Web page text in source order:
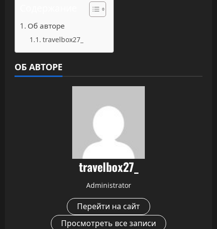
Об авторе
travelbox27_
ОБ АВТОРЕ
travelbox27_
Administrator
Перейти на сайт
Просмотреть все записи